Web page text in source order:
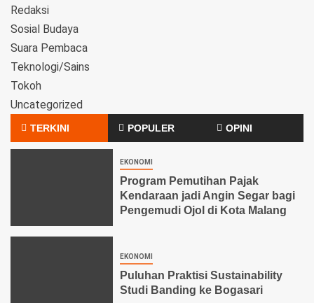
Redaksi
Sosial Budaya
Suara Pembaca
Teknologi/Sains
Tokoh
Uncategorized
TERKINI POPULER OPINI
EKONOMI
Program Pemutihan Pajak
Kendaraan jadi Angin Segar bagi
Pengemudi Ojol di Kota Malang
EKONOMI
Puluhan Praktisi Sustainability
Studi Banding ke Bogasari